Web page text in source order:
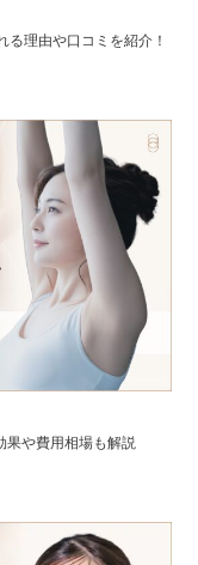
る理由や口コミを紹介！
果や費用相場も解説